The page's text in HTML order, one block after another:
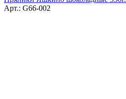
Арт.: G66-002